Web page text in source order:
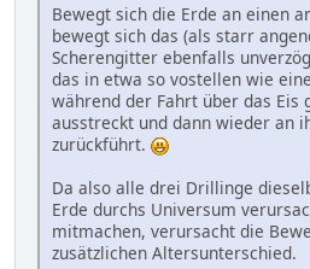
Bewegt sich die Erde an einen
bewegt sich das (als starr
Scherengitter ebenfalls
das in etwa so vostellen wie
während der Fahrt über das Eis
ausstreckt und dann wieder an
zurückführt.
Da also alle drei Drillinge
Erde durchs Universum
mitmachen, verursacht die
zusätzlichen Altersunterschied.